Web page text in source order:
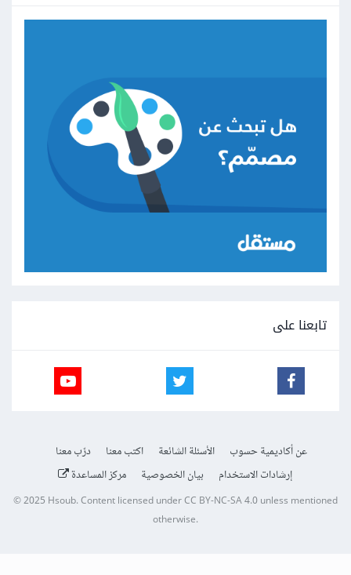
تابعنا على
عن أكاديمية حسوب الأسئلة الشائعة اكتب معنا
درّب معنا
إرشادات الاستخدام
بيان الخصوصية مركز المساعدة
© 2025Hsoub.Content licensed underCC BY-NC-SA 4.0unless mentioned
otherwise.